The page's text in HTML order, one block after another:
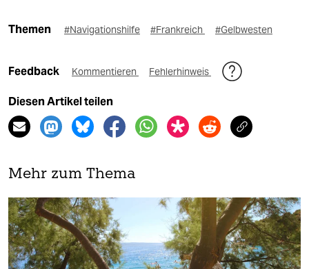
Themen #Navigationshilfe​ #Frankreich #Gelbwesten
Feedback Kommentieren Fehlerhinweis
Diesen Artikel teilen
Mehr zum Thema